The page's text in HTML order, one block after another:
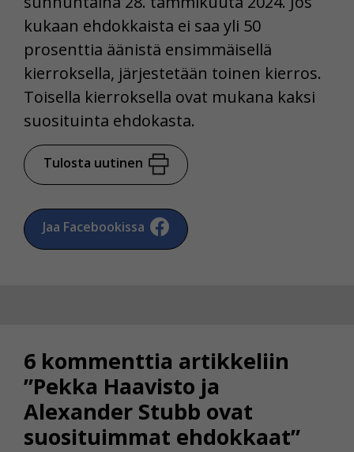
kukaan ehdokkaista ei saa yli 50
prosenttia äänistä ensimmäisellä
kierroksella, järjestetään toinen kierros.
Toisella kierroksella ovat mukana kaksi
suosituinta ehdokasta.
Tulosta uutinen
Jaa Facebookissa
6 kommenttia artikkeliin
”Pekka Haavisto ja
Alexander Stubb ovat
suosituimmat ehdokkaat”